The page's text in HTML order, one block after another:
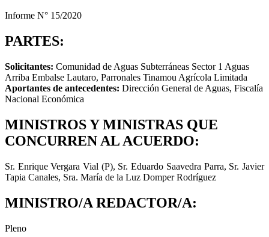
Informe N° 15/2020
PARTES:
Solicitantes: Comunidad de Aguas Subterráneas Sector 1 Aguas
Arriba Embalse Lautaro, Parronales Tinamou Agrícola Limitada
Aportantes de antecedentes: Dirección General de Aguas, Fiscalía
Nacional Económica
MINISTROS Y MINISTRAS QUE
CONCURREN AL ACUERDO:
Sr. Enrique Vergara Vial (P), Sr. Eduardo Saavedra Parra, Sr. Javier
Tapia Canales, Sra. María de la Luz Domper Rodríguez
MINISTRO/A REDACTOR/A:
Pleno